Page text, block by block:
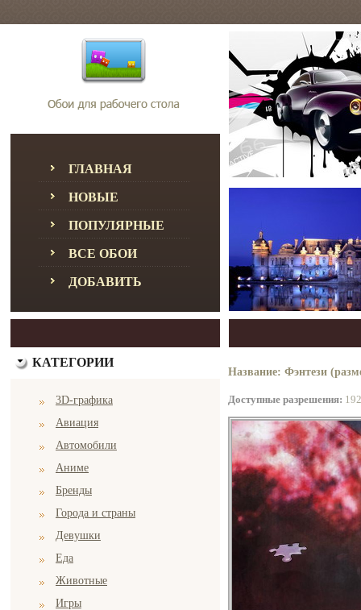
ГЛАВНАЯ
НОВЫЕ
ПОПУЛЯРНЫЕ
ВСЕ ОБОИ
ДОБАВИТЬ
КАТЕГОРИИ
3D-графика
Авиация
Автомобили
Аниме
Бренды
Города и страны
Девушки
Еда
Животные
Игры
Название: Фэнтези
Доступные разрешения: